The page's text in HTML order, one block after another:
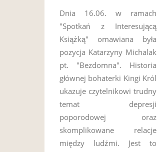
Dnia 16.06. w ramach
"Spotkań z Interesującą
Książką" omawiana była
pozycja Katarzyny Michalak
pt. "Bezdomna". Historia
głównej bohaterki Kingi Król
ukazuje czytelnikowi trudny
temat depresji
poporodowej oraz
skomplikowane relacje
między ludźmi. Jest to